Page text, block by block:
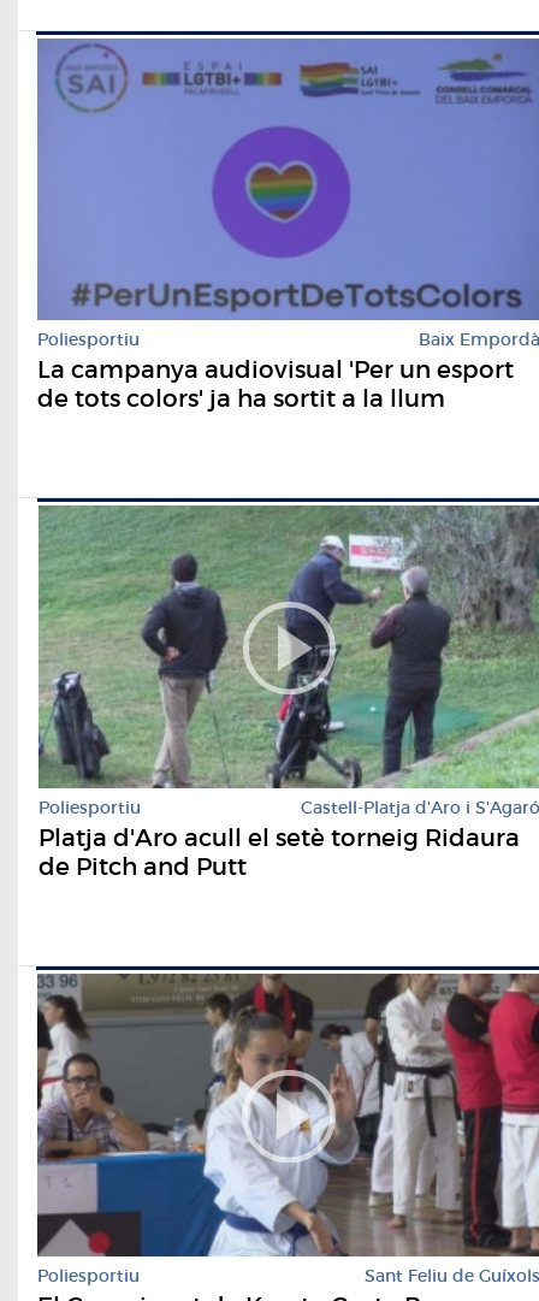
Poliesportiu Baix Empordà
La campanya audiovisual 'Per un esport
de tots colors' ja ha sortit a la llum
Poliesportiu Castell-Platja d'Aro i S'Agaró
Platja d'Aro acull el setè torneig Ridaura
de Pitch and Putt
Poliesportiu Sant Feliu de Guíxols